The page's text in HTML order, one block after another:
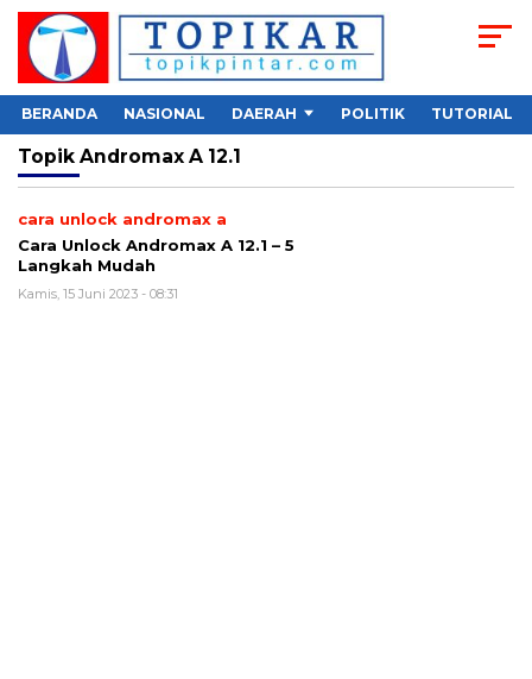
BERANDA NASIONAL DAERAH POLITIK TUTORIAL
Topik Andromax A 12.1
cara unlock andromax a
Cara Unlock Andromax A 12.1 – 5
Langkah Mudah
Kamis, 15 Juni 2023 - 08:31